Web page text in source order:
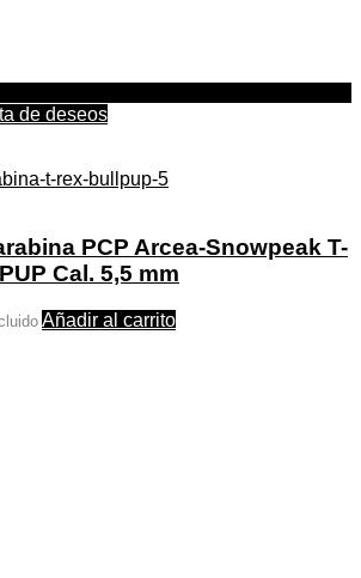
de deseos
PCP Arcea-Snowpeak T-
Cal. 5,5 mm
Añadir al carrito